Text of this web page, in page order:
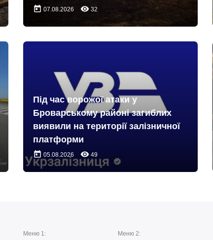
today 07.08.2026 remove_red_eye 32
Під час ворожої атаки у
Броварському районі загиблих
виявили на території залізничної
платформи
today 05.08.2026 remove_red_eye 49
Меню 1: Меню 2: